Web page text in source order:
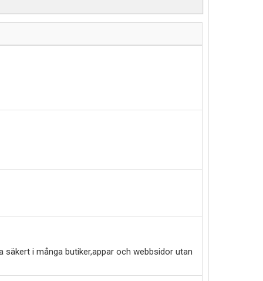
säkert i många butiker,appar och webbsidor utan